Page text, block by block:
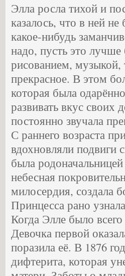
Элла росла тихой и
казалось, что в ней
какое-нибудь
надо, пусть это лучше
рисованием, музыкой,
прекрасное. В этом
которая была
развивать вкус своих
постоянно звучала
С раннего возраста
вдохновляли подвиги
была
небесная
милосердия, создала
Принцесса рано
Когда Элле было
Девочка первой
поразила её. В 1876
дифтерита, которая